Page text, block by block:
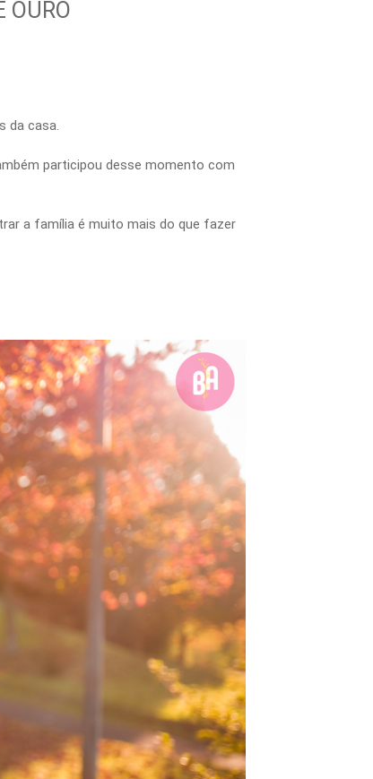
OURO
da casa.
participou desse momento com
a família é muito mais do que fazer